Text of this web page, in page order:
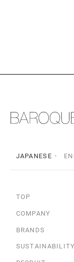
JAPANESE
TOP
COMPANY
BRANDS
SUSTAINABILITY